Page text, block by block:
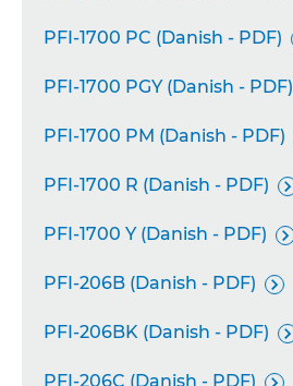
PFI-1700 PC (Danish - PDF)
PFI-1700 PGY (Danish - PDF)
PFI-1700 PM (Danish - PDF)
PFI-1700 R (Danish - PDF) 
PFI-1700 Y (Danish - PDF) 
PFI-206B (Danish - PDF) 
PFI-206BK (Danish - PDF) 
PFI-206C (Danish - PDF) 